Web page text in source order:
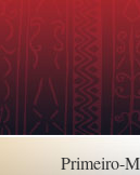
Primeiro-